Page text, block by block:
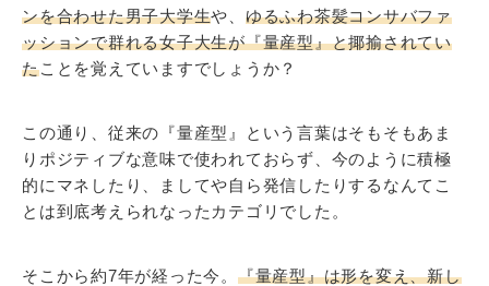
ンを合わせた男子大学生や、 ゆるふわ茶髪コンサバファ
ッションで群れる女子大生が『量産型』と揶揄されてい
たことを覚えていますでしょうか？
この通り、従来の『量産型』という言葉はそもそもあま
りポジティブな意味で使われておらず、今のように積極
的にマネしたり、ましてや自ら発信したりするなんてこ
とは到底考えられなったカテゴリでした。
そこから約7年が経った今。 『量産型』は形を変え、新し